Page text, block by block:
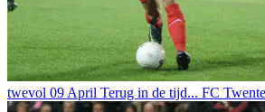
twevol 09 April Terug in de tijd... FC